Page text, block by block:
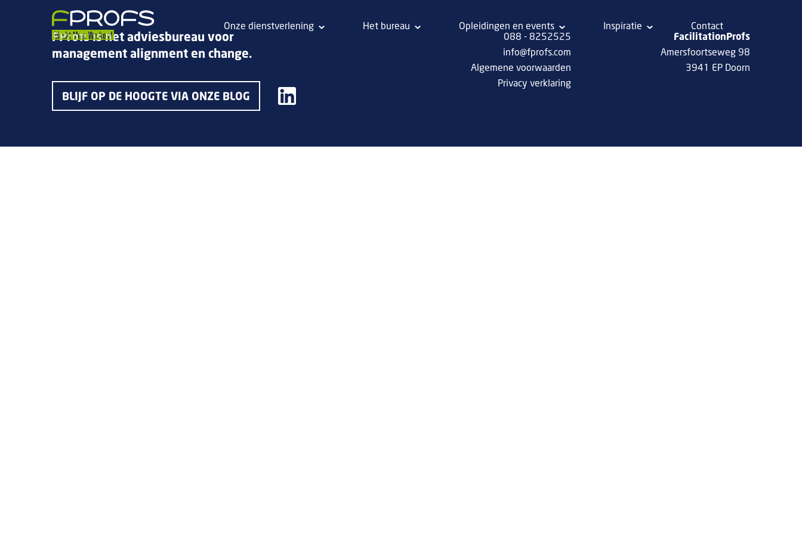
Onze dienstverlening Het bureau Opleidingen en events Inspiratie Contact
FProfs is het adviesbureau voor
management alignment en change.
BLIJF OP DE HOOGTE VIA ONZE BLOG
088 - 8252525
info@fprofs.com
Algemene voorwaarden
Privacy verklaring
FacilitationProfs
Amersfoortseweg 98
3941 EP Doorn